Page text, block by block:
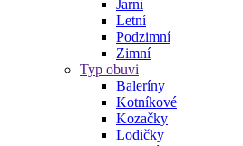
Jarní
Letní
Podzimní
Zimní
Typ obuvi
Baleríny
Kotníkové
Kozačky
Lodičky